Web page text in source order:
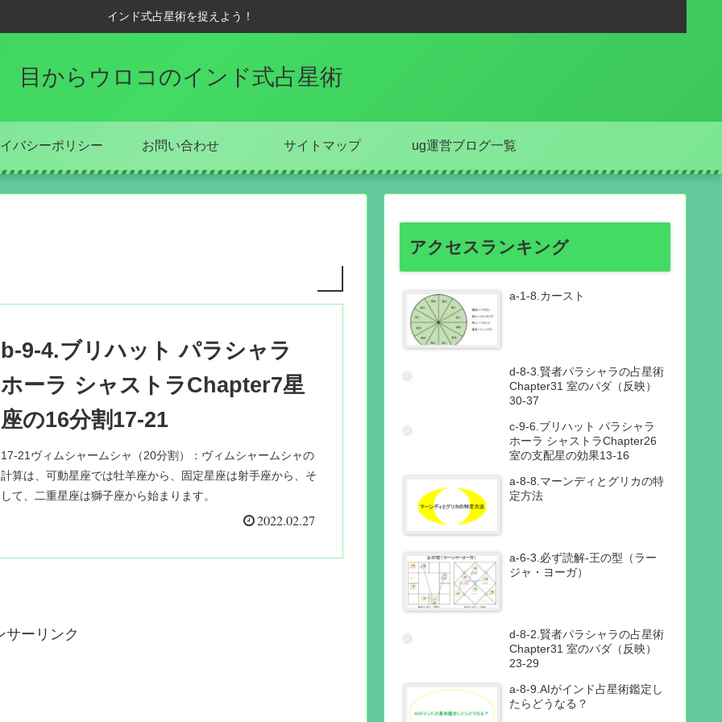
インド式占星術を捉えよう！
目からウロコのインド式占星術
バシーポリシー お問い合わせ サイトマップ ug運営ブログ一覧
b-9-4.ブリハット パラシャラ
ホーラ シャストラChapter7星
座の16分割17-21
17-21ヴィムシャームシャ（20分割）：ヴィムシャームシャの
計算は、可動星座では牡羊座から、固定星座は射手座から、そ
して、二重星座は獅子座から始まります。
2022.02.27
サーリンク
アクセスランキング
a-1-8.カースト
d-8-3.賢者パラシャラの占星術
Chapter31 室のパダ（反映）
30-37
c-9-6.ブリハット パラシャラ
ホーラ シャストラChapter26
室の支配星の効果13-16
a-8-8.マーンディとグリカの特
定方法
a-6-3.必ず読解-王の型（ラー
ジャ・ヨーガ）
d-8-2.賢者パラシャラの占星術
Chapter31 室のパダ（反映）
23-29
a-8-9.AIがインド占星術鑑定し
たらどうなる？